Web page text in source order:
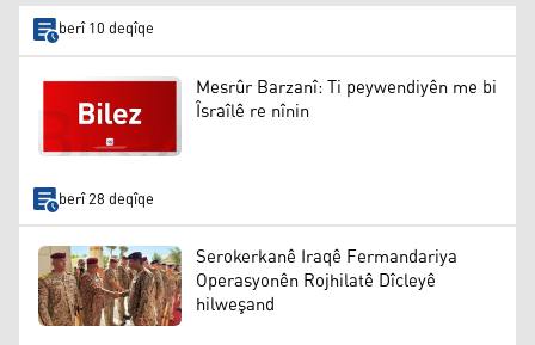
berî 10 deqîqe
Mesrûr Barzanî: Ti peywendiyên me bi
Îsraîlê re nînin
berî 28 deqîqe
Serokerkanê Iraqê Fermandariya
Operasyonên Rojhilatê Dîcleyê
hilweşand